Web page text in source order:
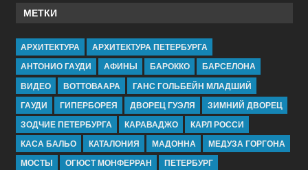
МЕТКИ
АРХИТЕКТУРА
АРХИТЕКТУРА ПЕТЕРБУРГА
АНТОНИО ГАУДИ
АФИНЫ БАРОККО
БАРСЕЛОНА
ВИДЕО
ВОТТОВААРА
ГАНС ГОЛЬБЕЙН МЛАДШИЙ
ГАУДИ
ГИПЕРБОРЕЯ ДВОРЕЦ ГУЭЛЯ
ЗИМНИЙ ДВОРЕЦ
ЗОДЧИЕ ПЕТЕРБУРГА
КАРАВАДЖО
КАРЛ РОССИ
КАСА БАЛЬО
КАТАЛОНИЯ МАДОННА
МЕДУЗА ГОРГОНА
МОСТЫ
ОГЮСТ МОНФЕРРАН ПЕТЕРБУРГ